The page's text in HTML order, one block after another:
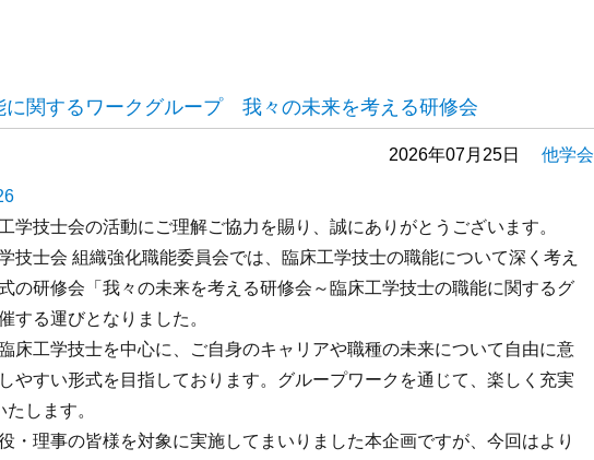
に関するワークグループ 我々の未来を考える研修会
他学会
2026年07月25日
学技士会の活動にご理解ご協力を賜り、誠にありがとうございます。
技士会 組織強化職能委員会では、臨床工学技士の職能について深く考え
の研修会「我々の未来を考える研修会～臨床工学技士の職能に関するグ
する運びとなりました。
床工学技士を中心に、ご自身のキャリアや職種の未来について自由に意
やすい形式を目指しております。グループワークを通じて、楽しく充実
します。
・理事の皆様を対象に実施してまいりました本企画ですが、今回はより